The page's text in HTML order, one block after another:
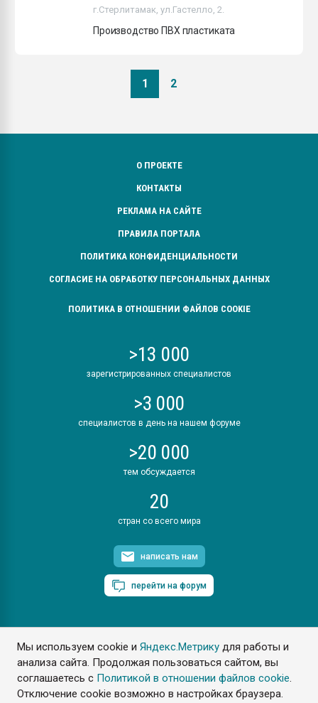
Мы используем cookie иЯндекс.Метрику для работы и
анализа сайта. Продолжая пользоваться сайтом, вы
соглашаетесь с Политикой в отношении файлов cookie.
Отключение cookie возможно в настройках браузера.
г.Стерлитамак, ул.Гастелло, 2.
Производство ПВХ пластиката
1 2
О ПРОЕКТЕ
КОНТАКТЫ
РЕКЛАМА НА САЙТЕ
ПРАВИЛА ПОРТАЛА
ПОЛИТИКА КОНФИДЕНЦИАЛЬНОСТИ
СОГЛАСИЕ НА ОБРАБОТКУ ПЕРСОНАЛЬНЫХ ДАННЫХ
ПОЛИТИКА В ОТНОШЕНИИ ФАЙЛОВ COOKIE
>13 000
зарегистрированных специалистов
>3 000
специалистов в день на нашем форуме
>20 000
тем обсуждается
20
стран со всего мира
написать нам
перейти на форум
ПластЭксперт © 2006. Все права защищены
Разрешается копирование материалов сайта с обязательной
ссылкой на www.e-plastic.ru
Разработка сайта